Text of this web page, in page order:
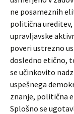
ne posameznih
politična ureditev,
upravljavske
poveri ustrezno
dosledno etično,
se učinkovito
uspešnega
znanje, politična
Splošno se